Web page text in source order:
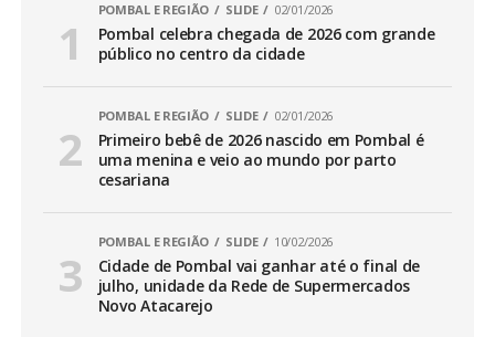
POMBAL E REGIÃO SLIDE 02/01/2026
Pombal celebra chegada de 2026 com grande
público no centro da cidade
POMBAL E REGIÃO SLIDE 02/01/2026
Primeiro bebê de 2026 nascido em Pombal é
uma menina e veio ao mundo por parto
cesariana
POMBAL E REGIÃO SLIDE 10/02/2026
Cidade de Pombal vai ganhar até o final de
julho, unidade da Rede de Supermercados
Novo Atacarejo